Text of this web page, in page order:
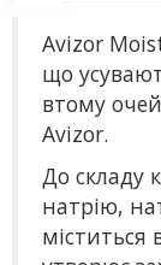
Avizor
що
втому
Avizor.
До складу
натрію,
міститься